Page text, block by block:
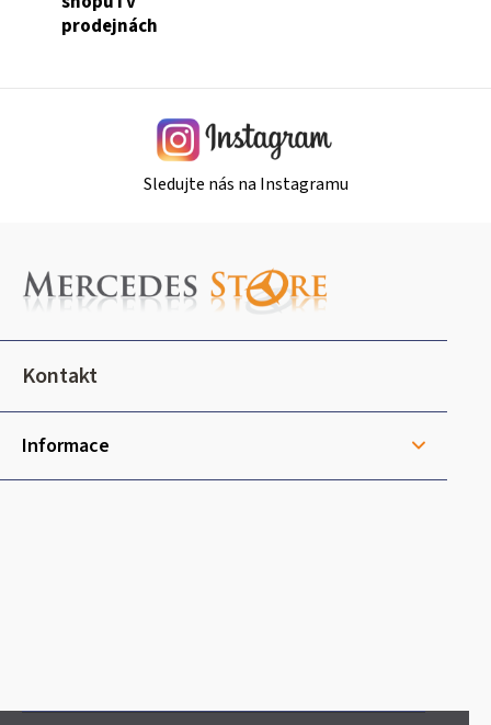
v
ý
p
s
prodejnách
Sledujte nás na Instagramu
a
í
Kontakt
Informace